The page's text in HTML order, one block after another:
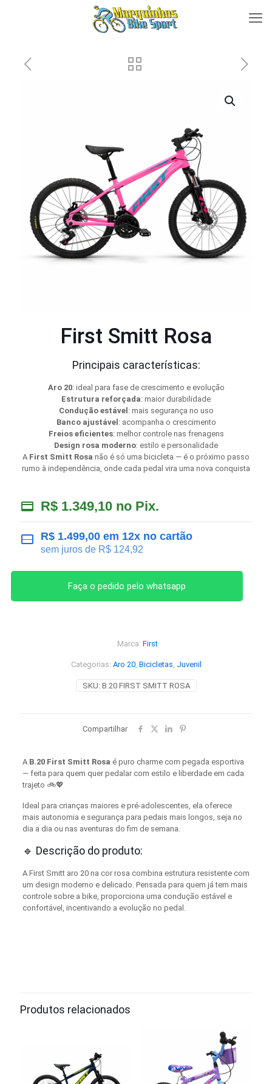
First Smitt Rosa
Principais características:
Aro 20: ideal para fase de crescimento e evolução
Estrutura reforçada: maior durabilidade
Condução estável : mais segurança no uso
Banco ajustável : acompanha o crescimento
Freios eficientes: melhor controle nas frenagens
Design rosa moderno: estilo e personalidade
A First Smitt Rosa não é só uma bicicleta — é o próximo passo
rumo à independência, onde cada pedal vira uma nova conquista
R$ 1.349,10 no Pix.
R$ 1.499,00 em 12x no cartão
sem juros de R$ 124,92
Faça o pedido pelo whatsapp
SKU: B.20 FIRST SMITT ROSA
Categorias: Aro 20, Bicicletas, Juvenil
Marca: First
Compartilhar
A B.20 First Smitt Rosa é puro charme com pegada esportiva
— feita para quem quer pedalar com estilo e liberdade em cada
trajeto 🚲💖
Ideal para crianças maiores e pré-adolescentes, ela oferece
mais autonomia e segurança para pedais mais longos, seja no
dia a dia ou nas aventuras do fim de semana.
🔹 Descrição do produto:
A First Smitt aro 20 na cor rosa combina estrutura resistente com
um design moderno e delicado. Pensada para quem já tem mais
controle sobre a bike, proporciona uma condução estável e
confortável, incentivando a evolução no pedal.
Produtos relacionados